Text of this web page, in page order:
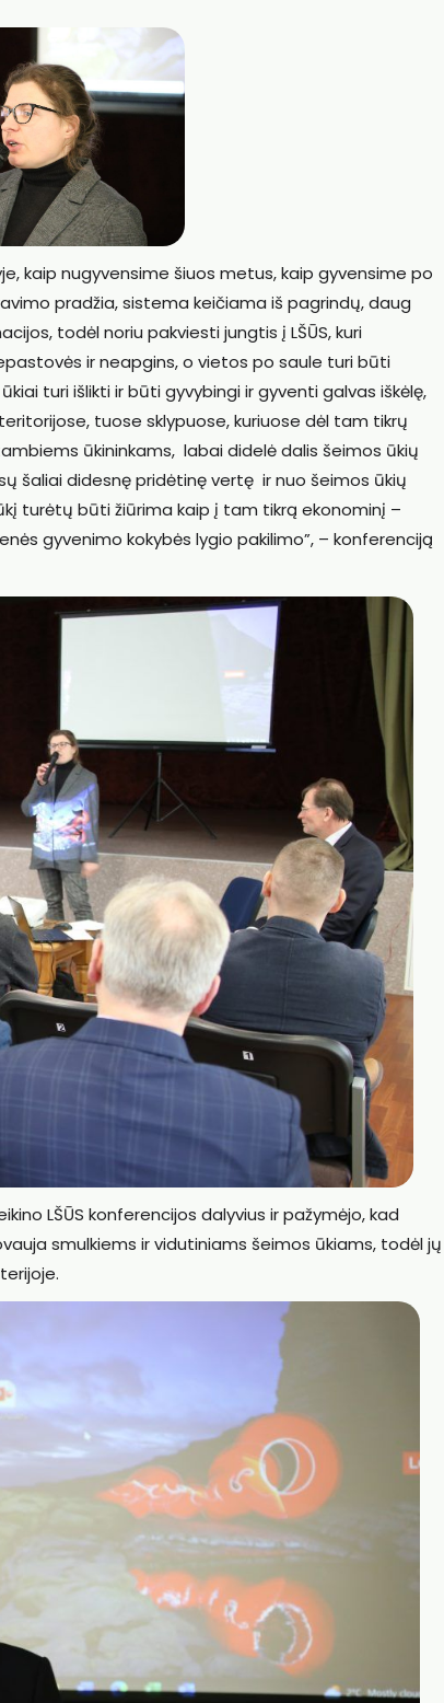
kaip nugyvensime šiuos metus, kaip gyvensime po
pradžia, sistema keičiama iš pagrindų, daug
todėl noriu pakviesti jungtis į LŠŪS, kuri
ir neapgins, o vietos po saule turi būti
turi išlikti ir būti gyvybingi ir gyventi galvas iškėlę,
tuose sklypuose, kuriuose dėl tam tikrų
ūkininkams, labai didelė dalis šeimos ūkių
šaliai didesnę pridėtinę vertę ir nuo šeimos ūkių
turėtų būti žiūrima kaip į tam tikrą ekonominį –
gyvenimo kokybės lygio pakilimo”, – konferenciją
LŠŪS konferencijos dalyvius ir pažymėjo, kad
smulkiems ir vidutiniams šeimos ūkiams, todėl jų